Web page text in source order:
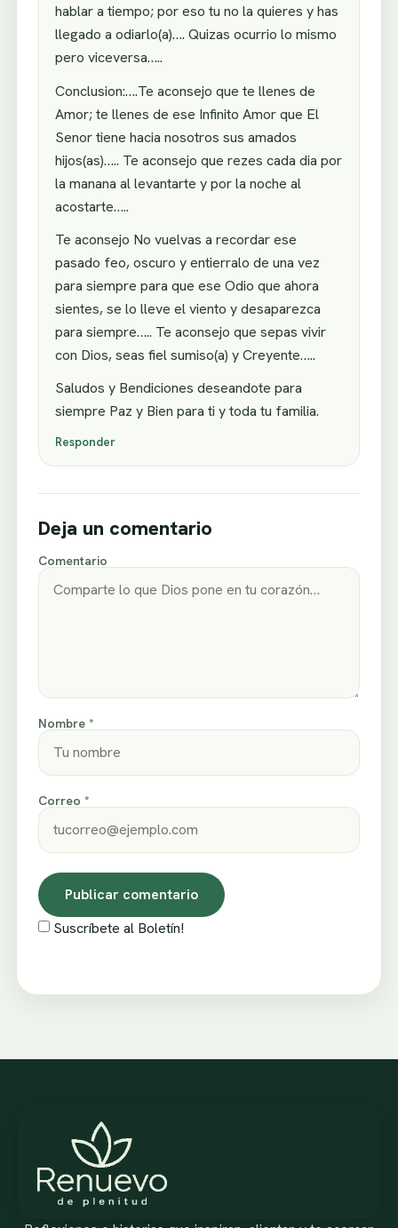
hablar a tiempo; por eso tu no la quieres y has
llegado a odiarlo(a)…. Quizas ocurrio lo mismo
pero viceversa…..
Conclusion:….Te aconsejo que te llenes de
Amor; te llenes de ese Infinito Amor que El
Senor tiene hacia nosotros sus amados
hijos(as)….. Te aconsejo que rezes cada dia por
la manana al levantarte y por la noche al
acostarte…..
Te aconsejo No vuelvas a recordar ese
pasado feo, oscuro y entierralo de una vez
para siempre para que ese Odio que ahora
sientes, se lo lleve el viento y desaparezca
para siempre….. Te aconsejo que sepas vivir
con Dios, seas fiel sumiso(a) y Creyente…..
Saludos y Bendiciones deseandote para
siempre Paz y Bien para ti y toda tu familia.
Responder
Deja un comentario
Comentario
Nombre *
Correo *
Suscríbete al Boletín!